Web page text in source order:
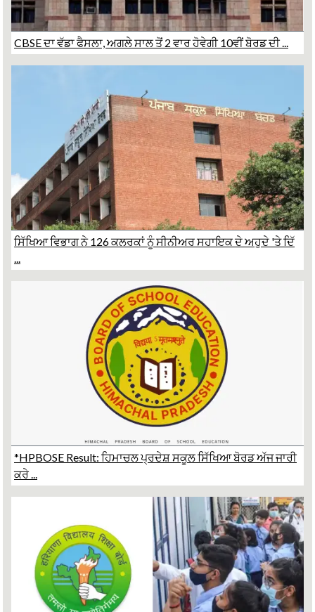
CBSE ਦਾ ਵੱਡਾ ਫੈਸਲਾ, ਅਗਲੇ ਸਾਲ ਤੋਂ 2 ਵਾਰ ਹੋਵੇਗੀ 10ਵੀਂ ਬੋਰਡ ਦੀ ...
ਸਿੱਖਿਆ ਵਿਭਾਗ ਨੇ 126 ਕਲਰਕਾਂ ਨੂੰ ਸੀਨੀਅਰ ਸਹਾਇਕ ਦੇ ਅਹੁਦੇ 'ਤੇ ਦਿੱ
*HPBOSE Result: ਹਿਮਾਚਲ ਪ੍ਰਦੇਸ਼ ਸਕੂਲ ਸਿੱਖਿਆ ਬੋਰਡ ਅੱਜ ਜਾਰੀ
ਕਰੇ ...